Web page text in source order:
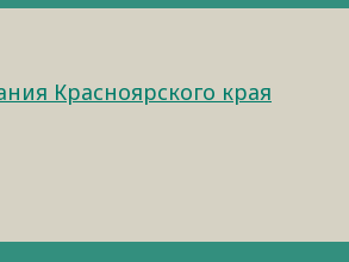
Красноярского края